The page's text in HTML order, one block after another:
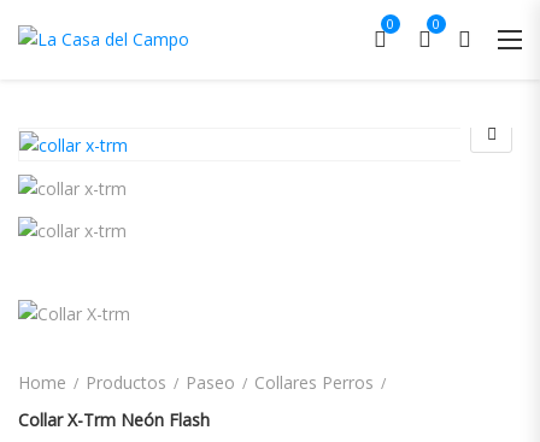
0 0
Home Productos Paseo
Collares Perros
Collar X-Trm Neón Flash